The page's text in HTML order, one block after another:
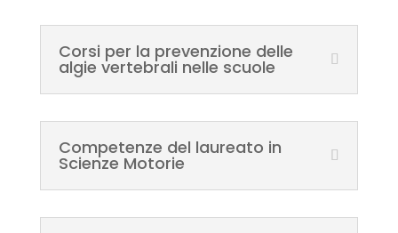
Corsi per la prevenzione delle
algie vertebrali nelle scuole
Competenze del laureato in
Scienze Motorie